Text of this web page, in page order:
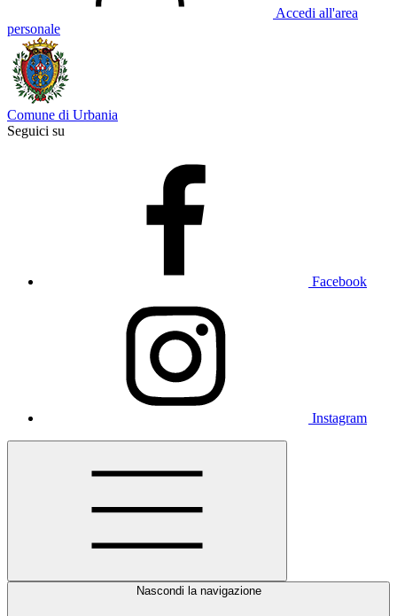
Accedi all'area
personale
Comune di Urbania
Seguici su
Facebook
Instagram
Nascondi la navigazione